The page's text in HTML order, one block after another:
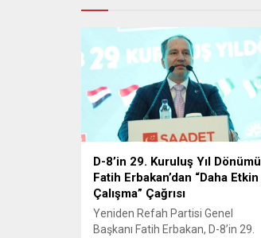
D-8’in 29. Kuruluş Yıl Dönümü
Fatih Erbakan’dan “Daha Etkin
Çalışma” Çağrısı
Yeniden Refah Partisi Genel
Başkanı Fatih Erbakan, D-8’in 29.